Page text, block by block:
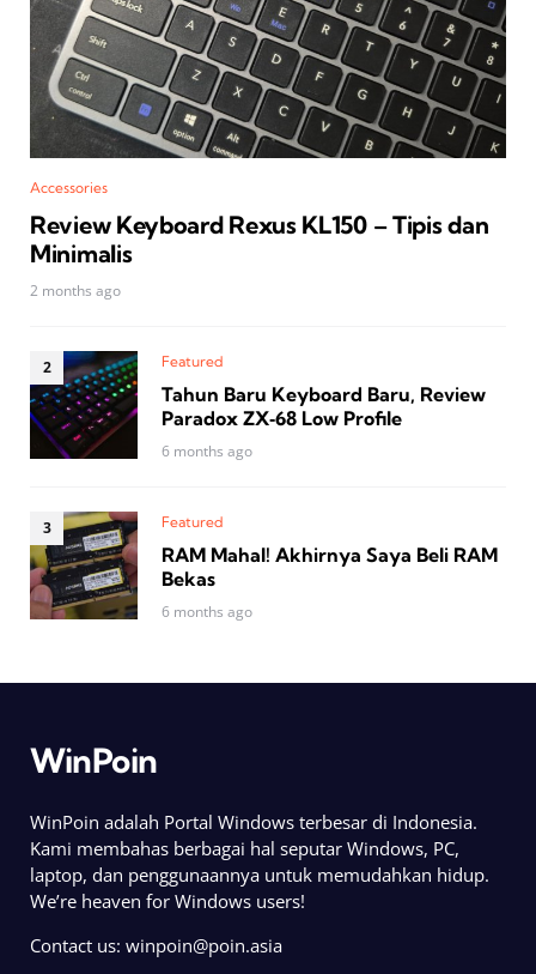
Accessories
Review Keyboard Rexus KL150 – Tipis dan
Minimalis
2 months ago
Featured
Tahun Baru Keyboard Baru, Review
Paradox ZX‑68 Low Profile
6 months ago
Featured
RAM Mahal! Akhirnya Saya Beli RAM
Bekas
6 months ago
WinPoin
WinPoin adalah Portal Windows terbesar di Indonesia.
Kami membahas berbagai hal seputar Windows, PC,
laptop, dan penggunaannya untuk memudahkan hidup.
We’re heaven for Windows users!
Contact us: winpoin@poin.asia